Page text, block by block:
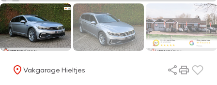
Vakgarage Hieltjes